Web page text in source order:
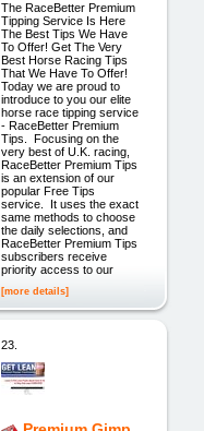
The RaceBetter Premium
Tipping Service Is Here
The Best Tips We Have
To Offer! Get The Very
Best Horse Racing Tips
That We Have To Offer!
Today we are proud to
introduce to you our elite
horse race tipping service
- RaceBetter Premium
Tips. Focusing on the
very best of U.K. racing,
RaceBetter Premium Tips
is an extension of our
popular Free Tips
service. It uses the exact
same methods to choose
the daily selections, and
RaceBetter Premium Tips
subscribers receive
priority access to our
[more details]
23.